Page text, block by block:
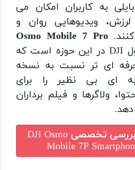
به کاربران امکان می
ویدیوهایی روان و
Osmo Mobile 7 Pro
جدیدترین محصول DJI در این حوزه است که
ای تر نسبت به نسخه
ای بی نظیر را برای
ولاگرها و فیلم برداران
دهد.
بررسی تخصصی DJI Osmo
Mobile 7P